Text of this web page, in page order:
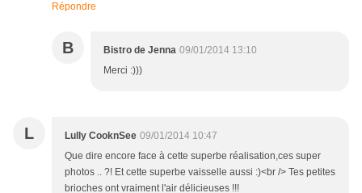
Répondre
B Bistro de Jenna 09/01/2014 13:10
Merci :)))
L Lully CooknSee 09/01/2014 10:47
Que dire encore face à cette superbe réalisation,ces super
photos .. ?! Et cette superbe vaisselle aussi :)<br /> Tes petites
brioches ont vraiment l'air délicieuses !!!